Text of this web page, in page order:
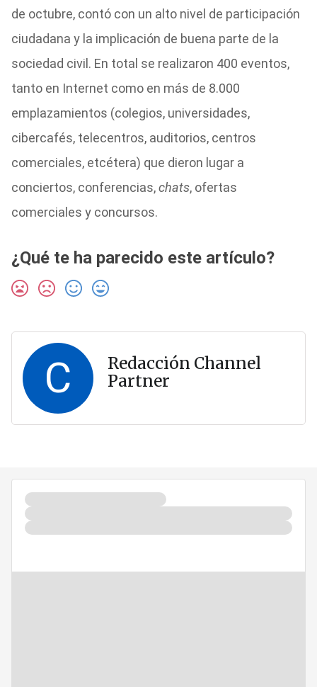
de octubre, contó con un alto nivel de participación
ciudadana y la implicación de buena parte de la
sociedad civil. En total se realizaron 400 eventos,
tanto en Internet como en más de 8.000
emplazamientos (colegios, universidades,
cibercafés, telecentros, auditorios, centros
comerciales, etcétera) que dieron lugar a
conciertos, conferencias,chats, ofertas
comerciales y concursos.
¿Qué te ha parecido este artículo?
C
Redacción Channel
Partner